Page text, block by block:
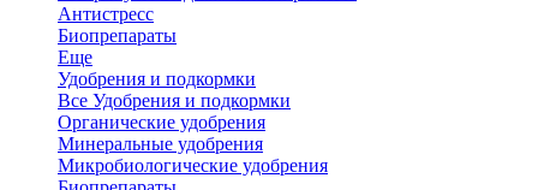
Антистресс
Биопрепараты
Еще
Удобрения и подкормки
Все Удобрения и подкормки
Органические удобрения
Минеральные удобрения
Микробиологические удобрения